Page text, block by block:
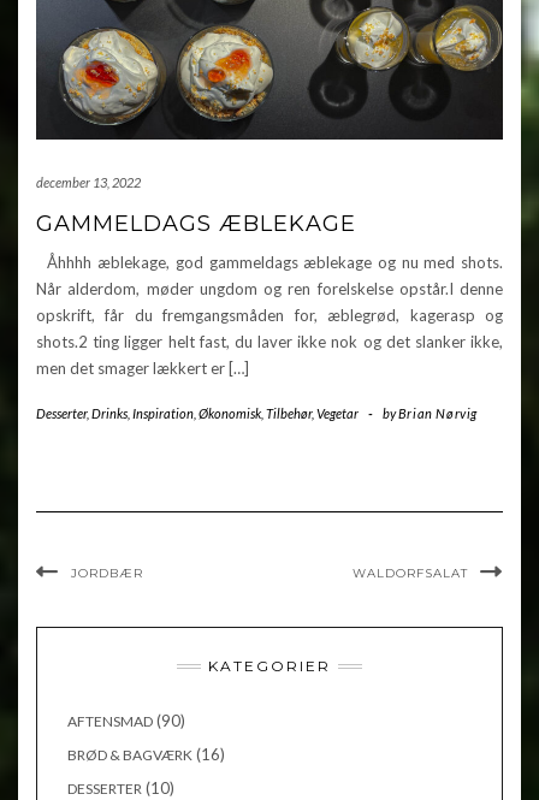
december 13, 2022
GAMMELDAGS ÆBLEKAGE
Åhhhh æblekage, god gammeldags æblekage og nu med shots.
Når alderdom, møder ungdom og ren forelskelse opstår.I denne
opskrift, får du fremgangsmåden for, æblegrød, kagerasp og
shots.2 ting ligger helt fast, du laver ikke nok og det slanker ikke,
men det smager lækkert er […]
Desserter, Drinks Inspiration Økonomisk Tilbehør, Vegetar - byBrian Nørvig
JORDBÆR WALDORFSALAT
KATEGORIER
AFTENSMAD (90)
BRØD & BAGVÆRK (16)
DESSERTER (10)